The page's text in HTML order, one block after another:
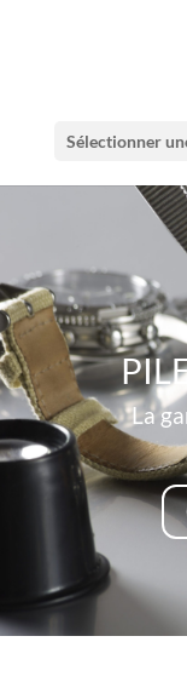
Sélectionner
La